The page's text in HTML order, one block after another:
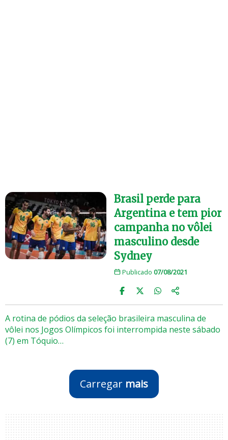
Brasil perde para
Argentina e tem pior
campanha no vôlei
masculino desde
Sydney
Publicado 07/08/2021
A rotina de pódios da seleção brasileira masculina de
vôlei nos Jogos Olímpicos foi interrompida neste sábado
(7) em Tóquio…
Carregar mais